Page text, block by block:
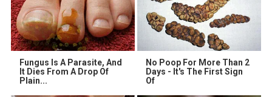
Fungus Is A Parasite, And
It Dies From A Drop Of
Plain...
No Poop For More Than 2
Days - It's The First Sign
Of